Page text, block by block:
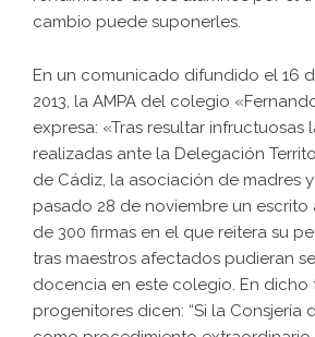
cambio puede suponerles.
En un comunicado difundido el 16
2013, la AMPA del colegio
expresa: «Tras resultar infructuosas
realizadas ante la Delegación
de Cádiz, la asociación de madres
pasado 28 de noviembre un
de 300 firmas en el que reitera su
tras maestros afectados pudieran
docencia en este colegio. En dicho
progenitores dicen: “Si la Consjería